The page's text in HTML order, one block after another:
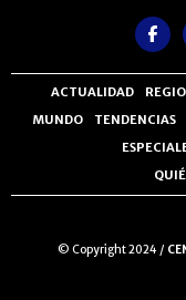
ACTUALIDAD
MUNDO
TENDENCIAS
© Copyright 2024 /